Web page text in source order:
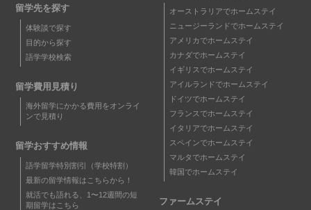
留学先を探す
体験談で探す
目的から探す
語学学校検索
留学費用見積り
海外留学にかかる費用をオンライ
ンで見積り
留学おすすめ情報
語学留学特別割引（学校特割）
最新の留学情報はこちらから！
就活でも語れる、1〜12週間の短
期留学はこちら
オーストラリアでホームステイ
ニュージーランドでホームステイ
アメリカでホームステイ
カナダでホームステイ
イギリスでホームステイ
アイルランドでホームステイ
ドイツでホームステイ
フランスでホームステイ
イタリアでホームステイ
スペインでホームステイ
マルタでホームステイ
韓国でホームステイ
ファームステイ